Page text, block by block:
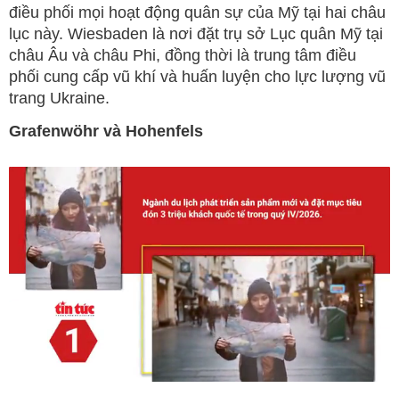
điều phối mọi hoạt động quân sự của Mỹ tại hai châu
lục này. Wiesbaden là nơi đặt trụ sở Lục quân Mỹ tại
châu Âu và châu Phi, đồng thời là trung tâm điều
phối cung cấp vũ khí và huấn luyện cho lực lượng vũ
trang Ukraine.
Grafenwöhr và Hohenfels